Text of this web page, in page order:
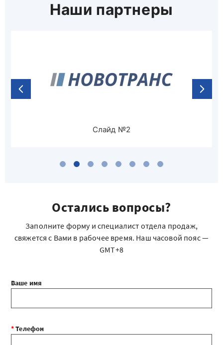
Наши партнеры
Слайд №3
Остались вопросы?
Заполните форму и специалист отдела продаж,
свяжется с Вами в рабочее время. Наш часовой пояс —
GMT+8
Ваше имя
*Телефон